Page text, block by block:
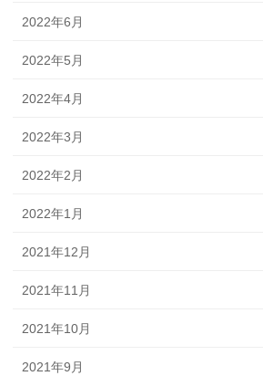
2022年6月
2022年5月
2022年4月
2022年3月
2022年2月
2022年1月
2021年12月
2021年11月
2021年10月
2021年9月